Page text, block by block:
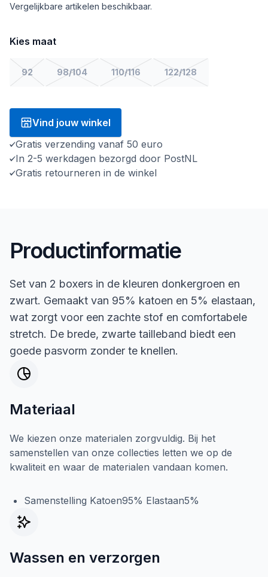
Vergelijkbare artikelen beschikbaar.
Kies maat
92 98/104 110/116 122/128
Vind jouw winkel
Gratis verzending vanaf 50 euro
In 2-5 werkdagen bezorgd door PostNL
Gratis retourneren in de winkel
Productinformatie
Set van 2 boxers in de kleuren donkergroen en
zwart. Gemaakt van 95% katoen en 5% elastaan,
wat zorgt voor een zachte stof en comfortabele
stretch. De brede, zwarte tailleband biedt een
goede pasvorm zonder te knellen.
Materiaal
We kiezen onze materialen zorgvuldig. Bij het
samenstellen van onze collecties letten we op de
kwaliteit en waar de materialen vandaan komen.
Samenstelling Katoen95% Elastaan5%
Wassen en verzorgen